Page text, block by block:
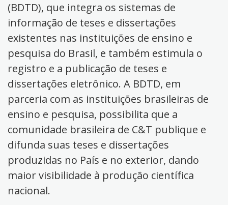
(BDTD), que integra os sistemas de
informação de teses e dissertações
existentes nas instituições de ensino e
pesquisa do Brasil, e também estimula o
registro e a publicação de teses e
dissertações eletrônico. A BDTD, em
parceria com as instituições brasileiras de
ensino e pesquisa, possibilita que a
comunidade brasileira de C&T publique e
difunda suas teses e dissertações
produzidas no País e no exterior, dando
maior visibilidade à produção científica
nacional.